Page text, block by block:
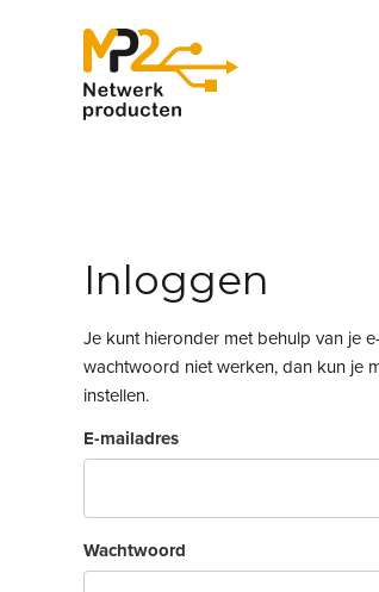
Inloggen
Je kunt hieronder met behulp van je
wachtwoord niet werken, dan kun je
instellen.
E-mailadres
Wachtwoord